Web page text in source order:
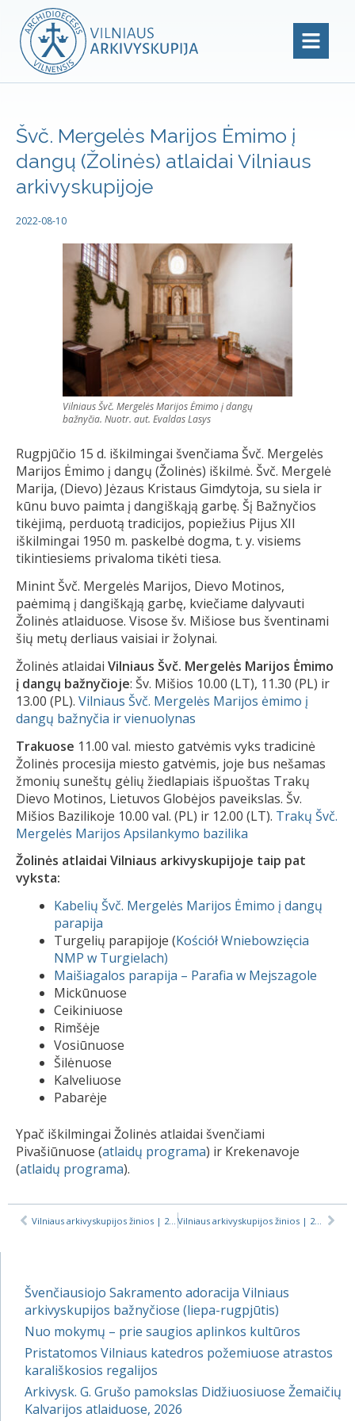
Švč. Mergelės Marijos Ėmimo į
dangų (Žolinės) atlaidai Vilniaus
arkivyskupijoje
2022-08-10
Vilniaus Švč. Mergelės Marijos Ėmimo į dangų
bažnyčia. Nuotr. aut. Evaldas Lasys
Rugpjūčio 15 d. iškilmingai švenčiama Švč. Mergelės
Marijos Ėmimo į dangų (Žolinės) iškilmė. Švč. Mergelė
Marija, (Dievo) Jėzaus Kristaus Gimdytoja, su siela ir
kūnu buvo paimta į dangiškąją garbę. Šį Bažnyčios
tikėjimą, perduotą tradicijos, popiežius Pijus XII
iškilmingai 1950 m. paskelbė dogma, t. y. visiems
tikintiesiems privaloma tikėti tiesa.
Minint Švč. Mergelės Marijos, Dievo Motinos,
paėmimą į dangiškąją garbę, kviečiame dalyvauti
Žolinės atlaiduose. Visose šv. Mišiose bus šventinami
šių metų derliaus vaisiai ir žolynai.
Žolinės atlaidai Vilniaus Švč. Mergelės Marijos Ėmimo
į dangų bažnyčioje: Šv. Mišios 10.00 (LT), 11.30 (PL) ir
13.00 (PL). Vilniaus Švč. Mergelės Marijos ėmimo į
dangų bažnyčia ir vienuolynas
Trakuose 11.00 val. miesto gatvėmis vyks tradicinė
Žolinės procesija miesto gatvėmis, joje bus nešamas
žmonių suneštų gėlių žiedlapiais išpuoštas Trakų
Dievo Motinos, Lietuvos Globėjos paveikslas. Šv.
Mišios Bazilikoje 10.00 val. (PL) ir 12.00 (LT). Trakų Švč.
Mergelės Marijos Apsilankymo bazilika
Žolinės atlaidai Vilniaus arkivyskupijoje taip pat
vyksta:
Kabelių Švč. Mergelės Marijos Ėmimo į dangų
parapija
Turgelių parapijoje (Kościół Wniebowzięcia
NMP w Turgielach)
Maišiagalos parapija – Parafia w Mejszagole
Mickūnuose
Ceikiniuose
Rimšėje
Vosiūnuose
Šilėnuose
Kalveliuose
Pabarėje
Ypač iškilmingai Žolinės atlaidai švenčiami
Pivašiūnuose (atlaidų programa) ir Krekenavoje
(atlaidų programa).
Švenčiausiojo Sakramento adoracija Vilniaus
arkivyskupijos bažnyčiose (liepa-rugpjūtis)
Nuo mokymų – prie saugios aplinkos kultūros
Pristatomos Vilniaus katedros požemiuose atrastos
karališkosios regalijos
Arkivysk. G. Grušo pamokslas Didžiuosiuose Žemaičių
Kalvarijos atlaiduose, 2026